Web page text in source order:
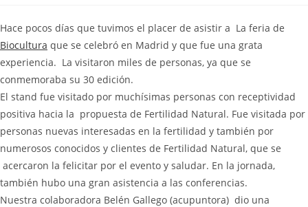
Hace pocos días que tuvimos el placer de asistir a La feria de
Biocultura que se celebró en Madrid y que fue una grata
experiencia. La visitaron miles de personas, ya que se
conmemoraba su 30 edición.
El stand fue visitado por muchísimas personas con receptividad
positiva hacia la propuesta de Fertilidad Natural. Fue visitada por
personas nuevas interesadas en la fertilidad y también por
numerosos conocidos y clientes de Fertilidad Natural, que se
acercaron la felicitar por el evento y saludar. En la jornada,
también hubo una gran asistencia a las conferencias.
Nuestra colaboradora Belén Gallego (acupuntora) dio una